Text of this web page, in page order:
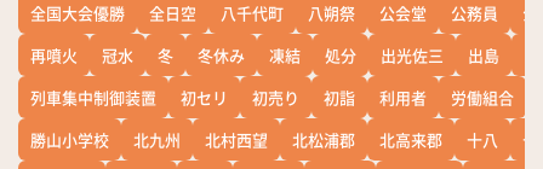
全国大会優勝
全日空 八千代町 八朔祭 公会堂 公務員
公
再噴火
冠水 冬 冬休み 凍結 処分 出光佐三 出島
列車集中制御装置
初セリ 初売り 初詣 利用者 労働組合
勝山小学校
北九州 北村西望 北松浦郡 北高来郡 十八
十